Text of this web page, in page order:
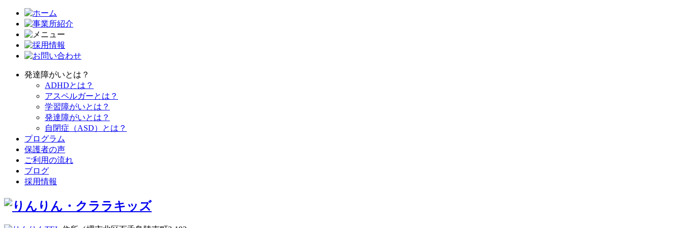
発達障がいとは？
ADHDとは？
アスペルガーとは？
学習障がいとは？
発達障がいとは？
自閉症（ASD）とは？
プログラム
保護者の声
ご利用の流れ
ブログ
採用情報